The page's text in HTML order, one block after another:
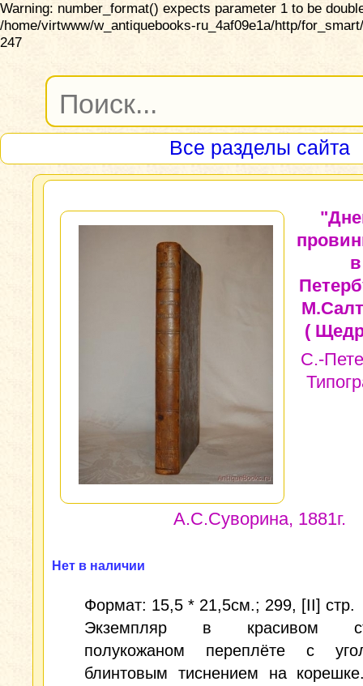
Warning: number_format() expects parameter 1 to be
/home/virtwww/w_antiquebooks-ru_4af09e1a/http/
247
Все разделы сайта
в
(
С.-
А.С.Суворина, 1881г.
Нет в наличии
Формат: 15,5 * 21,5см.; 299, [II] стр.
Экземпляр в красивом
полукожаном переплёте с
блинтовым тиснением на